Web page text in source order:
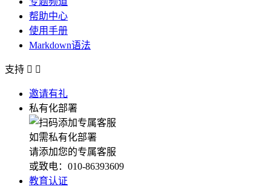
帮助中心
使用手册
Markdown语法
支持  
邀请有礼
私有化部署
如需私有化部署
请添加您的专属客服
或致电：010-86393609
教育认证